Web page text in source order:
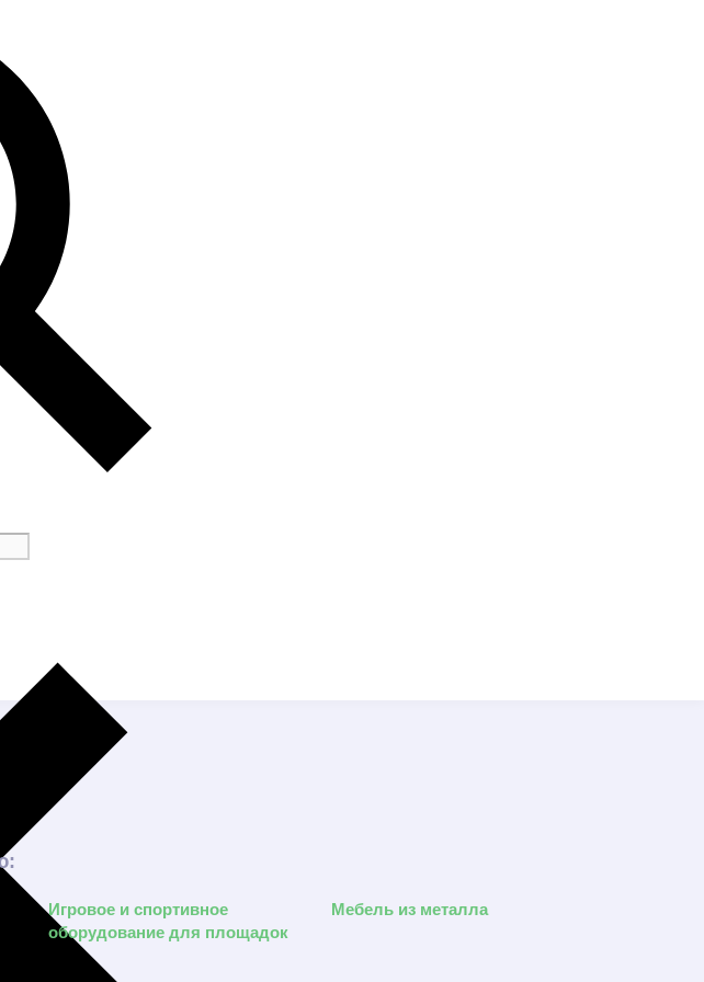
Игровое и спортивное
оборудование для площадок
Мебель из металла